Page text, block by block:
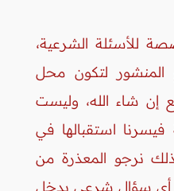
للأسئلة الشرعية،
المنشور لتكون محل
إن شاء الله، وليست
فيسرنا استقبالها في
نرجو المعذرة من
أي سؤال شرعي يدخل